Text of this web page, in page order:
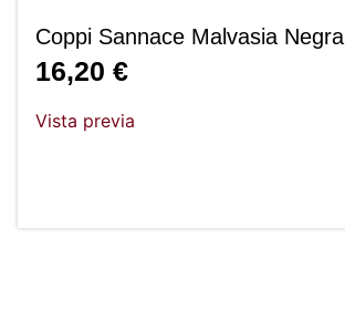
Coppi Sannace Malvasia Negra
16,20 €
Vista previa